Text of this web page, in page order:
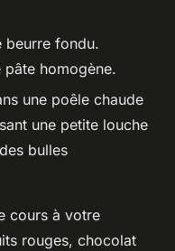
beurre fondu.
pâte homogène.
une poêle chaude
une petite louche
bulles
cours à votre
rouges, chocolat